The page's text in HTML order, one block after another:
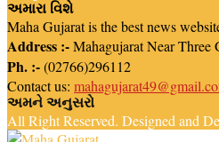
અમારા વિશે
Maha Gujarat is the best news
Address :-Mahagujarat Near Three
Ph. :-(02766)296112
Contact us:
અમને અનુસરો
Facebook
Youtube
Email
Telegram
All Right Reserved. Designed and